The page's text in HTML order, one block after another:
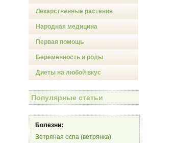
Лекарственные растения
Народная медицина
Первая помощь
Беременность и роды
Диеты на любой вкус
Популярные статьи
Болезни:
Ветряная оспа (ветрянка)